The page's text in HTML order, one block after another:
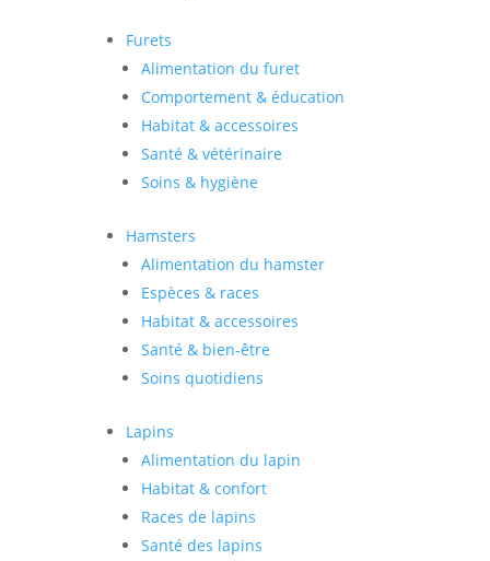
Furets
Alimentation du furet
Comportement & éducation
Habitat & accessoires
Santé & vétérinaire
Soins & hygiène
Hamsters
Alimentation du hamster
Espèces & races
Habitat & accessoires
Santé & bien-être
Soins quotidiens
Lapins
Alimentation du lapin
Habitat & confort
Races de lapins
Santé des lapins